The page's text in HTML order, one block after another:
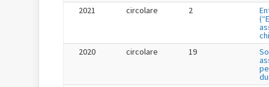
2021
circolare 2
2020
circolare 19